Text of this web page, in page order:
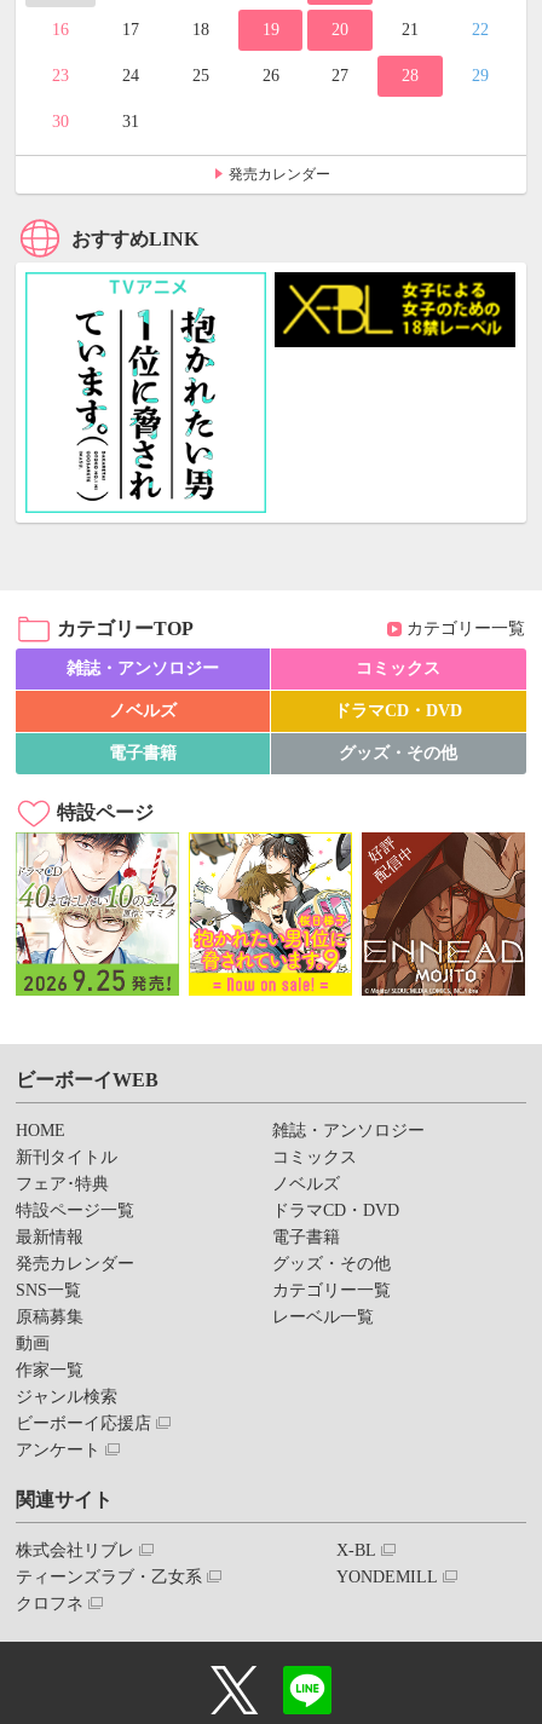
16 17 18 19 20 21 22
23 24 25 26 27 28 29
30 31
発売カレンダー
おすすめLINK
カテゴリーTOP カテゴリー一覧
雑誌・アンソロジー コミックス
ノベルズ ドラマCD・DVD
電子書籍 グッズ・その他
特設ページ
ビーボーイWEB
HOME
新刊タイトル
フェア･特典
特設ページ一覧
最新情報
発売カレンダー
SNS一覧
原稿募集
動画
作家一覧
ジャンル検索
ビーボーイ応援店
アンケート
雑誌・アンソロジー
コミックス
ノベルズ
ドラマCD・DVD
電子書籍
グッズ・その他
カテゴリー一覧
レーベル一覧
関連サイト
株式会社リブレ
ティーンズラブ・乙女系
クロフネ
X-BL
YONDEMILL